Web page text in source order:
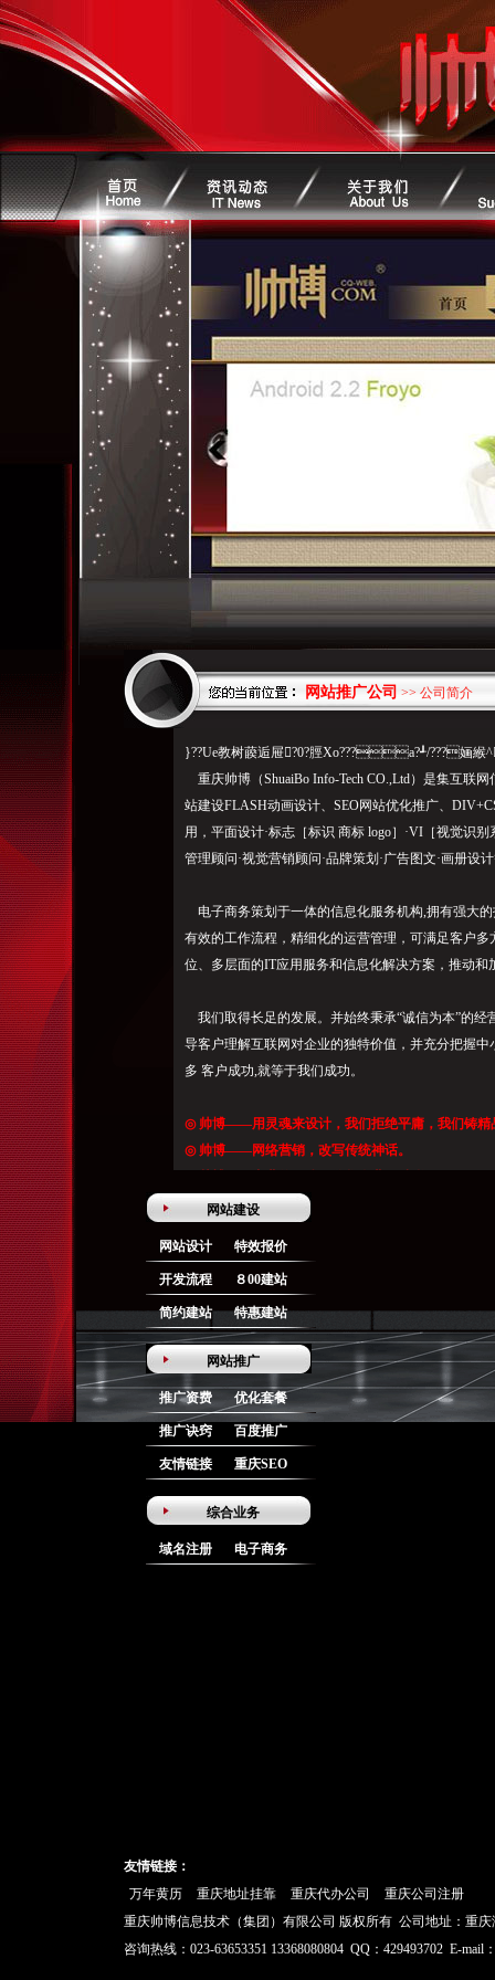
网站推广公司 >> 公司简介
}??Ue教树藈逅屉?0?脛Xo???a?┹/???婳緱
重庆帅博（ShuaiBo Info-Tech CO.,Ltd）是集互联
站建设FLASH动画设计、SEO网站优化推广、
用，平面设计·标志［标识 商标 logo］·VI［视觉识
管理顾问·视觉营销顾问·品牌策划·广告图文·画册设
电子商务策划于一体的信息化服务机构,拥有强大
有效的工作流程，精细化的运营管理，可满足客户
位、多层面的IT应用服务和信息化解决方案，推动和
我们取得长足的发展。并始终秉承“诚信为本”的
导客户理解互联网对企业的独特价值，并充分把握
多 客户成功,就等于我们成功。
◎ 帅博——用灵魂来设计，我们拒绝平庸，我们铸精
◎ 帅博——网络营销，改写传统神话。
◎帅博——让网站突显品牌，让设计更加专业
网站建设
网站设计 特效报价
开发流程 ８00建站
简约建站 特惠建站
网站推广
推广资费 优化套餐
推广诀窍 百度推广
友情链接 重庆SEO
综合业务
域名注册 电子商务
叶长亮工作室
搜索引擎营销中的seo顾问服
务是什么？|文军营销
广州SEO顾问_广州SEO网站
友情链接：
万年黄历
重庆地址挂靠 重庆代办公司
重庆公司注册
重庆帅博信息技术（集团）有限公司 版权所有 公司地址：重
咨询热线：023-63653351 13368080804 QQ：429493702 E-mail